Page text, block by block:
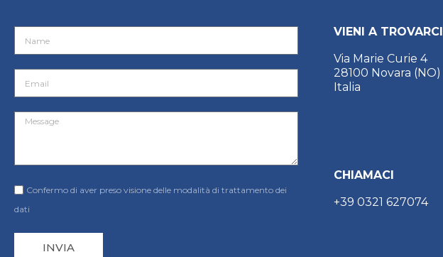
Confermo di aver preso visione delle modalità di trattamento dei
dati
INVIA
VIENI A TROVARCI
Via Marie Curie 4
28100 Novara (NO)
Italia
CHIAMACI
+39 0321 627074